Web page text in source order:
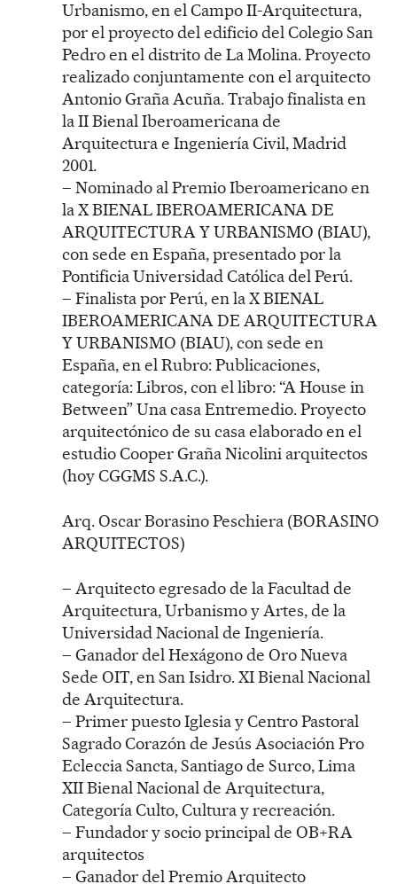
Urbanismo, en el Campo II-Arquitectura,
por el proyecto del edificio del Colegio San
Pedro en el distrito de La Molina. Proyecto
realizado conjuntamente con el arquitecto
Antonio Graña Acuña. Trabajo finalista en
la II Bienal Iberoamericana de
Arquitectura e Ingeniería Civil, Madrid
2001.
– Nominado al Premio Iberoamericano en
la X BIENAL IBEROAMERICANA DE
ARQUITECTURA Y URBANISMO (BIAU),
con sede en España, presentado por la
Pontificia Universidad Católica del Perú.
– Finalista por Perú, en la X BIENAL
IBEROAMERICANA DE ARQUITECTURA
Y URBANISMO (BIAU), con sede en
España, en el Rubro: Publicaciones,
categoría: Libros, con el libro: “A House in
Between” Una casa Entremedio. Proyecto
arquitectónico de su casa elaborado en el
estudio Cooper Graña Nicolini arquitectos
(hoy CGGMS S.A.C.).
Arq. Oscar Borasino Peschiera (BORASINO
ARQUITECTOS)
– Arquitecto egresado de la Facultad de
Arquitectura, Urbanismo y Artes, de la
Universidad Nacional de Ingeniería.
– Ganador del Hexágono de Oro Nueva
Sede OIT, en San Isidro. XI Bienal Nacional
de Arquitectura.
– Primer puesto Iglesia y Centro Pastoral
Sagrado Corazón de Jesús Asociación Pro
Ecleccia Sancta, Santiago de Surco, Lima
XII Bienal Nacional de Arquitectura,
Categoría Culto, Cultura y recreación.
– Fundador y socio principal de OB+RA
arquitectos
– Ganador del Premio Arquitecto